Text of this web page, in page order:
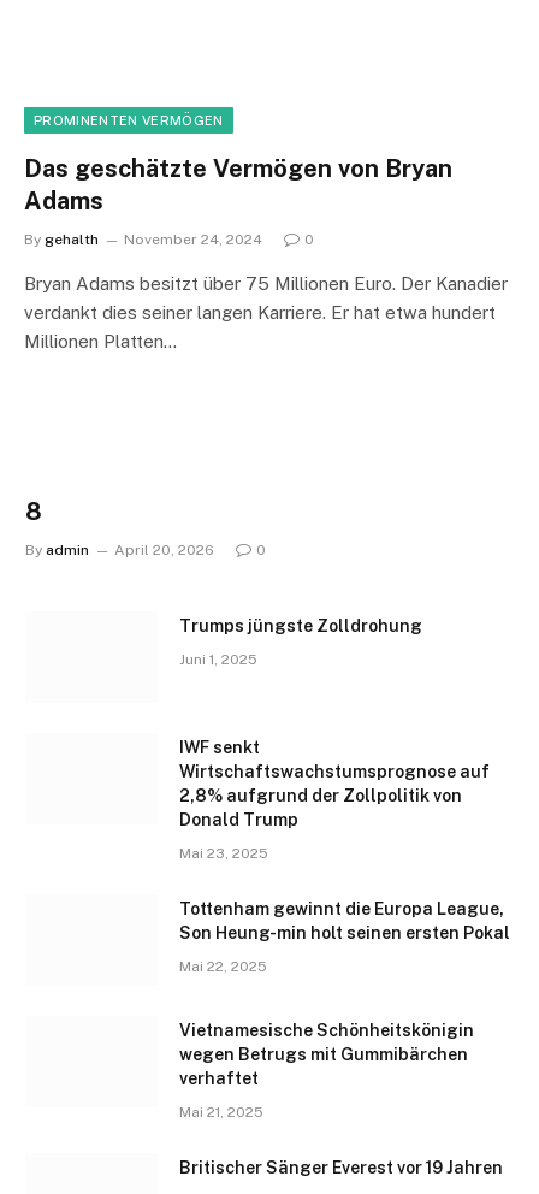
PROMINENTEN VERMÖGEN
Das geschätzte Vermögen von Bryan
Adams
By gehalth November 24, 2024 0
Bryan Adams besitzt über 75 Millionen Euro. Der Kanadier
verdankt dies seiner langen Karriere. Er hat etwa hundert
Millionen Platten…
8
By admin April 20, 2026 0
Trumps jüngste Zolldrohung
Juni 1, 2025
IWF senkt
Wirtschaftswachstumsprognose auf
2,8% aufgrund der Zollpolitik von
Donald Trump
Mai 23, 2025
Tottenham gewinnt die Europa League,
Son Heung-min holt seinen ersten Pokal
Mai 22, 2025
Vietnamesische Schönheitskönigin
wegen Betrugs mit Gummibärchen
verhaftet
Mai 21, 2025
Britischer Sänger Everest vor 19 Jahren